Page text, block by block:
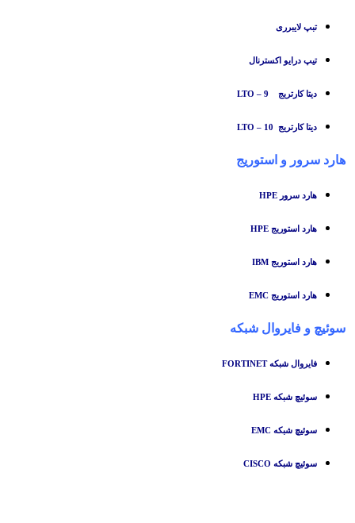
تبپ لایبرری
تیپ درایو اکسترنال
دیتا کارتریج LTO – 9
دیتا کارتریج LTO – 10
هارد سرور و استوریج
هارد سرور HPE
هارد استوریج HPE
هارد استوریج IBM
هارد استوریج EMC
سوئیچ و فایروال شبکه
فایروال شبکه FORTINET
سوئیچ شبکه HPE
سوئیچ شبکه EMC
سوئیچ شبکه CISCO